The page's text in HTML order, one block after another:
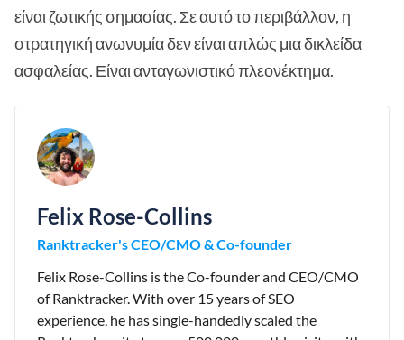
είναι ζωτικής σημασίας. Σε αυτό το περιβάλλον, η
στρατηγική ανωνυμία δεν είναι απλώς μια δικλείδα
ασφαλείας. Είναι ανταγωνιστικό πλεονέκτημα.
Felix Rose-Collins
Ranktracker's CEO/CMO & Co-founder
Felix Rose-Collins is the Co-founder and CEO/CMO
of Ranktracker. With over 15 years of SEO
experience, he has single-handedly scaled the